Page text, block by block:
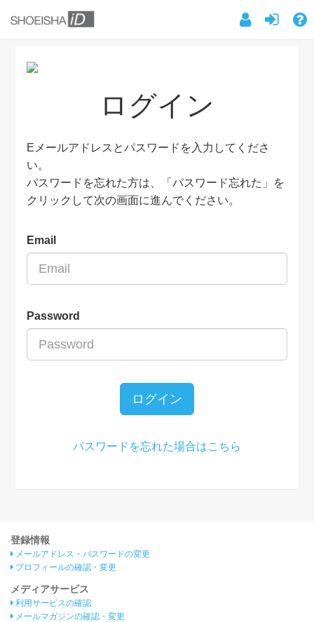
ログイン
Eメールアドレスとパスワードを入力してくださ
い。
パスワードを忘れた方は、「パスワード忘れた」を
クリックして次の画面に進んでください。
Email
Password
ログイン
パスワードを忘れた場合はこちら
登録情報
メールアドレス・パスワードの変更
プロフィールの確認・変更
メディアサービス
利用サービスの確認
メールマガジンの確認・変更